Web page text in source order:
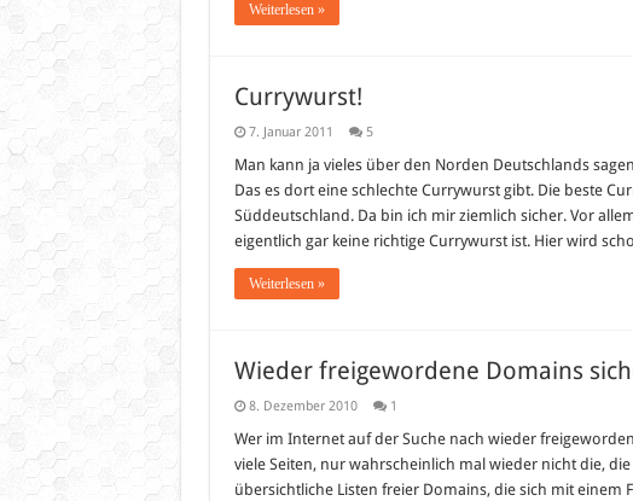
Weiterlesen »
Currywurst!
7. Januar 2011 5
Man kann ja vieles über den Norden Deutschlands
Das es dort eine schlechte Currywurst gibt. Die beste
Süddeutschland. Da bin ich mir ziemlich sicher. Vor
eigentlich gar keine richtige Currywurst ist. Hier wird
Weiterlesen »
Wieder freigewordene Domains
8. Dezember 2010 1
Wer im Internet auf der Suche nach wieder
viele Seiten, nur wahrscheinlich mal wieder nicht die,
übersichtliche Listen freier Domains, die sich mit einem